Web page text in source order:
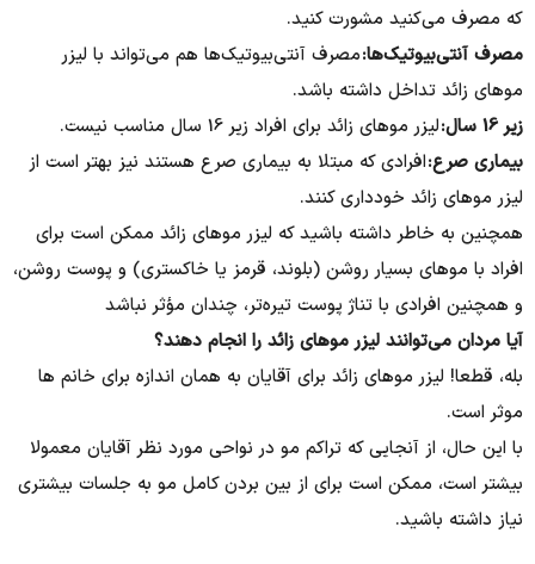
که مصرف می‌کنید مشورت کنید.
مصرف آنتی‌بیوتیک‌ها:مصرف آنتی‌بیوتیک‌ها هم می‌تواند با لیزر
موهای زائد تداخل داشته باشد.
زیر 16 سال:
لیزر موهای زائد برای افراد زیر 16 سال مناسب نیست.
بیماری صرع:افرادی که مبتلا به بیماری صرع هستند نیز بهتر است از
لیزر موهای زائد خودداری کنند.
همچنین به خاطر داشته باشید که لیزر موهای زائد ممکن است برای
افراد با موهای بسیار روشن (بلوند، قرمز یا خاکستری) و پوست روشن،
و همچنین افرادی با تناژ پوست تیره‌تر، چندان مؤثر نباشد
آیا مردان می‌توانند لیزر موهای زائد را انجام دهند؟​
بله، قطعا! لیزر موهای زائد برای آقایان به همان اندازه برای خانم ها
موثر است.
با این حال، از آنجایی که تراکم مو در نواحی مورد نظر آقایان معمولا
بیشتر است، ممکن است برای از بین بردن کامل مو به جلسات بیشتری
نیاز داشته باشید.